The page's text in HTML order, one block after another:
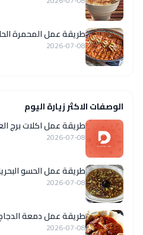
طريقة عمل المحمرة
2026-07-08
الوصفات الاكثر زيارة اليوم
طريقة عمل اكلات برج
2026-07-08
طريقة عمل الحسو
2026-07-08
طريقة عمل دمعة
2026-07-08